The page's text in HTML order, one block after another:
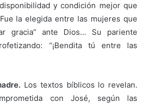
y condición mejor que
la elegida entre las mujeres que
gracia” ante Dios… Su pariente
“¡Bendita tú entre las
Los textos bíblicos lo revelan.
con José, según las